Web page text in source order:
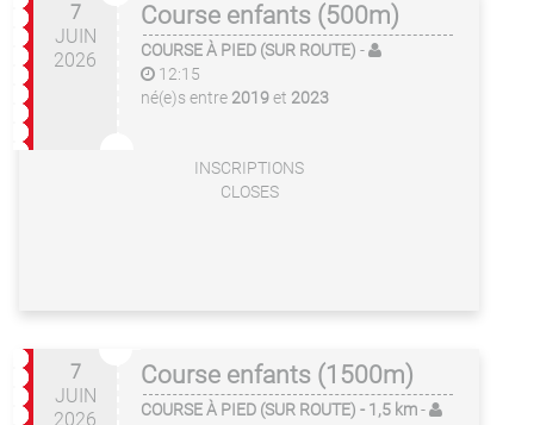
7
JUIN
2026
Course enfants (500m)
COURSE À PIED (SUR ROUTE) -
12:15
né(e)s entre 2019et 2023
INSCRIPTIONS
CLOSES
7
JUIN
2026
Course enfants (1500m)
COURSE À PIED (SUR ROUTE) - 1,5 km-